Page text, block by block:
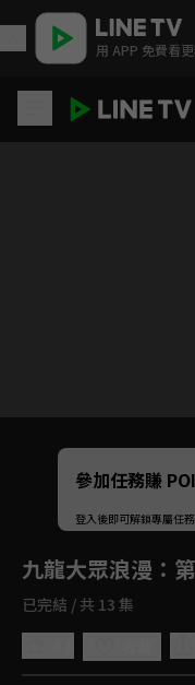
用 APP 免費看
Unmute
如有不便請
參加任務賺
登入後即可解鎖專屬任務
九龍大眾浪漫 ：
已完結 / 共 13 集